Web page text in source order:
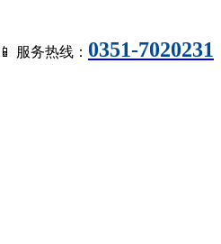
📱 服务热线： 0351-7020231